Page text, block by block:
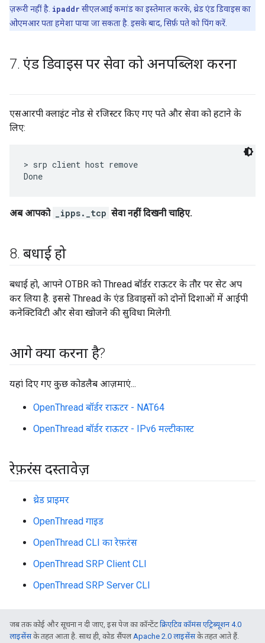
ज़रूरी नहीं है. ipaddr सीएलआई कमांड का इस्तेमाल करके, थ्रेड एंड डिवाइस का
ओएमआर पता हमेशा पाया जा सकता है. इसके बाद, सिर्फ़ पते को पिंग करें.
7. एंड डिवाइस पर सेवा को अनपब्लिश करना
एसआरपी क्लाइंट नोड से रजिस्टर किए गए पते और सेवा को हटाने के
लिए:
> srp client host remove
अब आपको _ipps._tcp सेवा नहीं दिखनी चाहिए.
8. बधाई हो
बधाई हो, आपने OTBR को Thread बॉर्डर राऊटर के तौर पर सेट अप
कर लिया है. इससे Thread के एंड डिवाइसों को दोनों दिशाओं में आईपी
कनेक्टिविटी और सेवा खोजने की सुविधा मिलेगी.
आगे क्या करना है?
यहां दिए गए कुछ कोडलैब आज़माएं...
OpenThread बॉर्डर राऊटर - NAT64
OpenThread बॉर्डर राऊटर - IPv6 मल्टीकास्ट
रेफ़रंस दस्तावेज़
थ्रेड प्राइमर
OpenThread गाइड
OpenThread CLI का रेफ़रंस
OpenThread SRP Client CLI
OpenThread SRP Server CLI
जब तक कोई और सूचना न दी जाए, इस पेज का कॉन्टेंटक्रिएटिव कॉमंस एट्रिब्यूशन 4.0
लाइसेंसके तहत आता है. साथ ही, कोड सैंपलApache 2.0 लाइसेंसके तहत आते हैं.